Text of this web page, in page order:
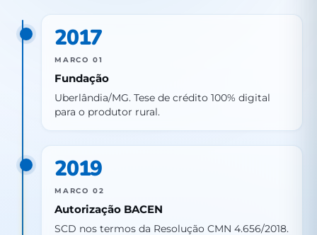
2017
MARCO 01
Fundação
Uberlândia/MG. Tese de crédito 100% digital
para o produtor rural.
2019
MARCO 02
Autorização BACEN
SCD nos termos da Resolução CMN 4.656/2018.